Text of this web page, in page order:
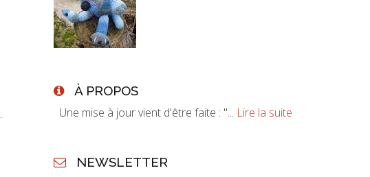
À PROPOS
Une mise à jour vient d'être faite : "... Lire la suite
NEWSLETTER